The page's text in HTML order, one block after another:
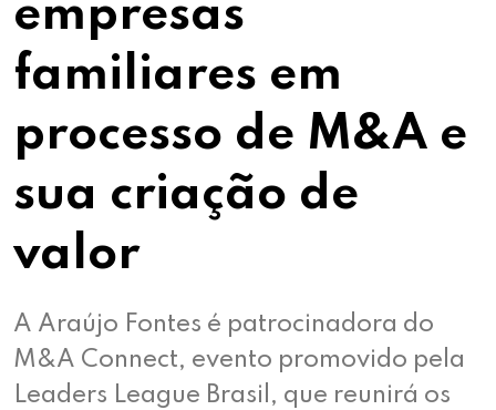
empresas
familiares em
processo de M&A e
sua criação de
valor
A Araújo Fontes é patrocinadora do
M&A Connect, evento promovido pela
Leaders League Brasil, que reunirá os